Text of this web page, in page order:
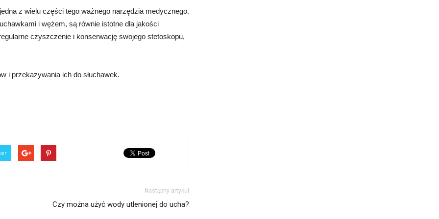
z wielu części tego ważnego narzędzia medycznego.
i wężem, są równie istotne dla jakości
czyszczenie i konserwację swojego stetoskopu,
i przekazywania ich do słuchawek.
Następny artykuł
Czy można użyć wody utlenionej do ucha?